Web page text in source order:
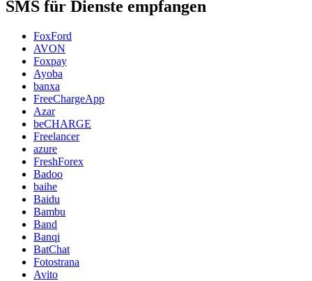
SMS für Dienste empfangen
FoxFord
AVON
Foxpay
Ayoba
banxa
FreeChargeApp
Azar
beCHARGE
Freelancer
azure
FreshForex
Badoo
baihe
Baidu
Bambu
Band
Banqi
BatChat
Fotostrana
Avito